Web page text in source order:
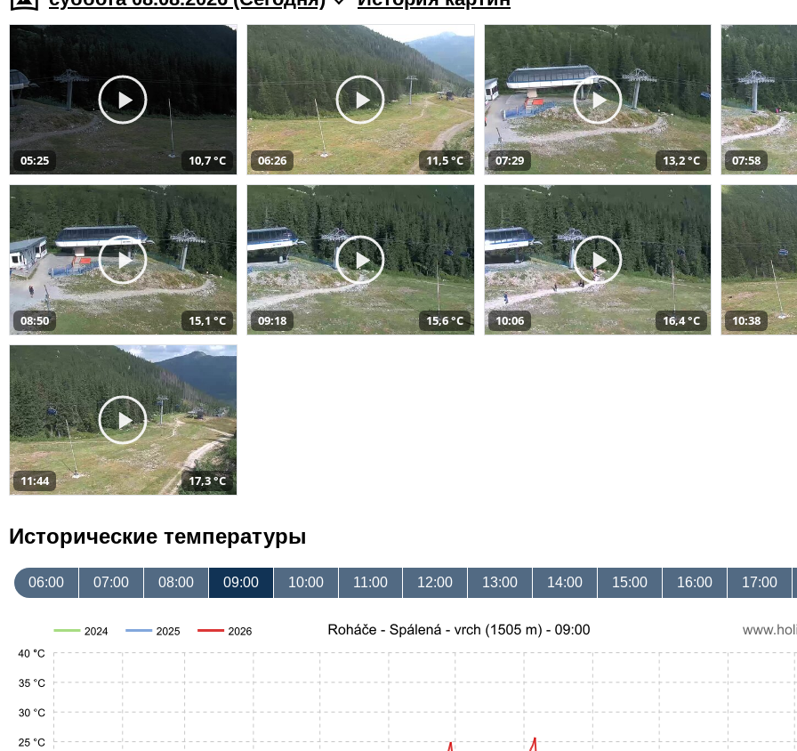
05:25 10,7 °C 06:26 11,5 °C 07:29 13,2 °C 07:58
08:50 15,1 °C 09:18 15,6 °C 10:06 16,4 °C 10:38
11:44 17,3 °C
Исторические температуры
06:00 07:00 08:00 09:00 10:00 11:00 12:00 13:00 14:00 15:00 16:00 17:00